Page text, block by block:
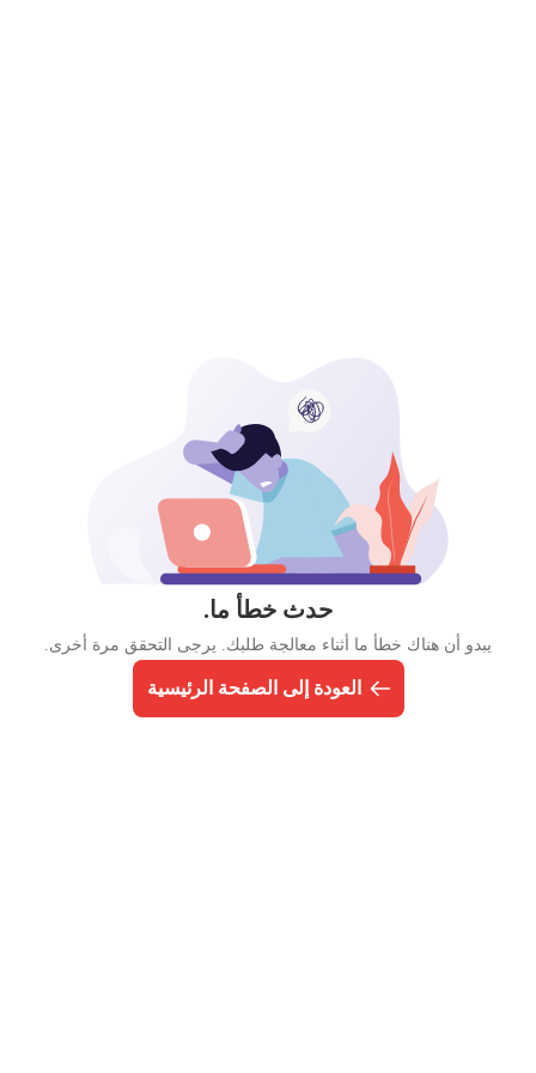
حدث خطأ ما.
يبدو أن هناك خطأ ما أثناء معالجة طلبك. يرجى التحقق مرة أخرى.
العودة إلى الصفحة الرئيسية